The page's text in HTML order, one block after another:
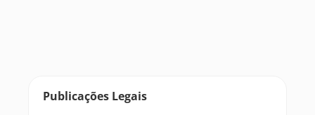
Publicações Legais